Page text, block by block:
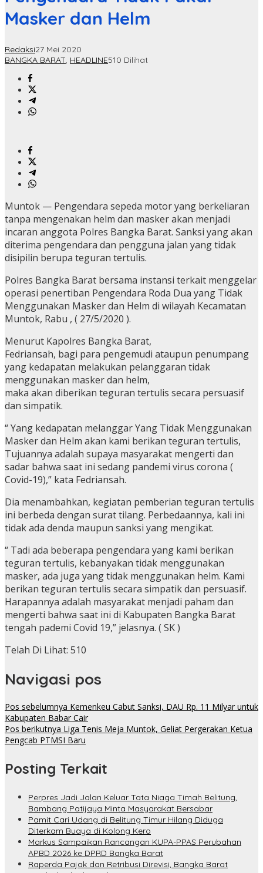
Masker dan Helm
Redaksi27 Mei 2020
BANGKA BARAT, HEADLINE510 Dilihat
Muntok — Pengendara sepeda motor yang berkeliaran
tanpa mengenakan helm dan masker akan menjadi
incaran anggota Polres Bangka Barat. Sanksi yang akan
diterima pengendara dan pengguna jalan yang tidak
disipilin berupa teguran tertulis.
Polres Bangka Barat bersama instansi terkait menggelar
operasi penertiban Pengendara Roda Dua yang Tidak
Menggunakan Masker dan Helm di wilayah Kecamatan
Muntok, Rabu , ( 27/5/2020 ).
Menurut Kapolres Bangka Barat,
Fedriansah, bagi para pengemudi ataupun penumpang
yang kedapatan melakukan pelanggaran tidak
menggunakan masker dan helm,
maka akan diberikan teguran tertulis secara persuasif
dan simpatik.
“ Yang kedapatan melanggar Yang Tidak Menggunakan
Masker dan Helm akan kami berikan teguran tertulis,
Tujuannya adalah supaya masyarakat mengerti dan
sadar bahwa saat ini sedang pandemi virus corona (
Covid-19),” kata Fedriansah.
Dia menambahkan, kegiatan pemberian teguran tertulis
ini berbeda dengan surat tilang. Perbedaannya, kali ini
tidak ada denda maupun sanksi yang mengikat.
“ Tadi ada beberapa pengendara yang kami berikan
teguran tertulis, kebanyakan tidak menggunakan
masker, ada juga yang tidak menggunakan helm. Kami
berikan teguran tertulis secara simpatik dan persuasif.
Harapannya adalah masyarakat menjadi paham dan
mengerti bahwa saat ini di Kabupaten Bangka Barat
tengah pademi Covid 19,” jelasnya. ( SK )
Telah Di Lihat: 510
Navigasi pos
Pos sebelumnya Kemenkeu Cabut Sanksi, DAU Rp. 11 Milyar untuk
Kabupaten Babar Cair
Pos berikutnya Liga Tenis Meja Muntok, Geliat Pergerakan Ketua
Pengcab PTMSI Baru
Posting Terkait
Perpres Jadi Jalan Keluar Tata Niaga Timah Belitung,
Bambang Patijaya Minta Masyarakat Bersabar
Pamit Cari Udang di Belitung Timur Hilang Diduga
Diterkam Buaya di Kolong Kero
Markus Sampaikan Rancangan KUPA-PPAS Perubahan
APBD 2026 ke DPRD Bangka Barat
Raperda Pajak dan Retribusi Direvisi, Bangka Barat